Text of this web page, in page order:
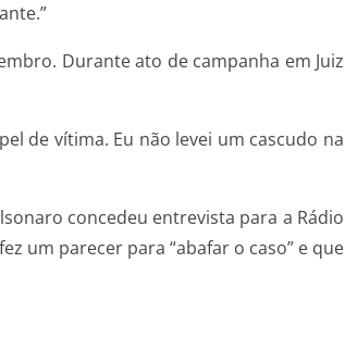
Durante ato de campanha em Juiz
de vítima. Eu não levei um cascudo na
concedeu entrevista para a Rádio
um parecer para “abafar o caso” e que